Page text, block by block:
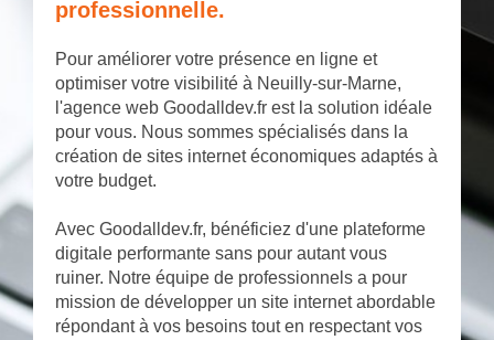
professionnelle.
Pour améliorer votre présence en ligne et
optimiser votre visibilité à Neuilly-sur-Marne,
l'agence web Goodalldev.fr est la solution idéale
pour vous. Nous sommes spécialisés dans la
création de sites internet économiques adaptés à
votre budget.
Avec Goodalldev.fr, bénéficiez d'une plateforme
digitale performante sans pour autant vous
ruiner. Notre équipe de professionnels a pour
mission de développer un site internet abordable
répondant à vos besoins tout en respectant vos